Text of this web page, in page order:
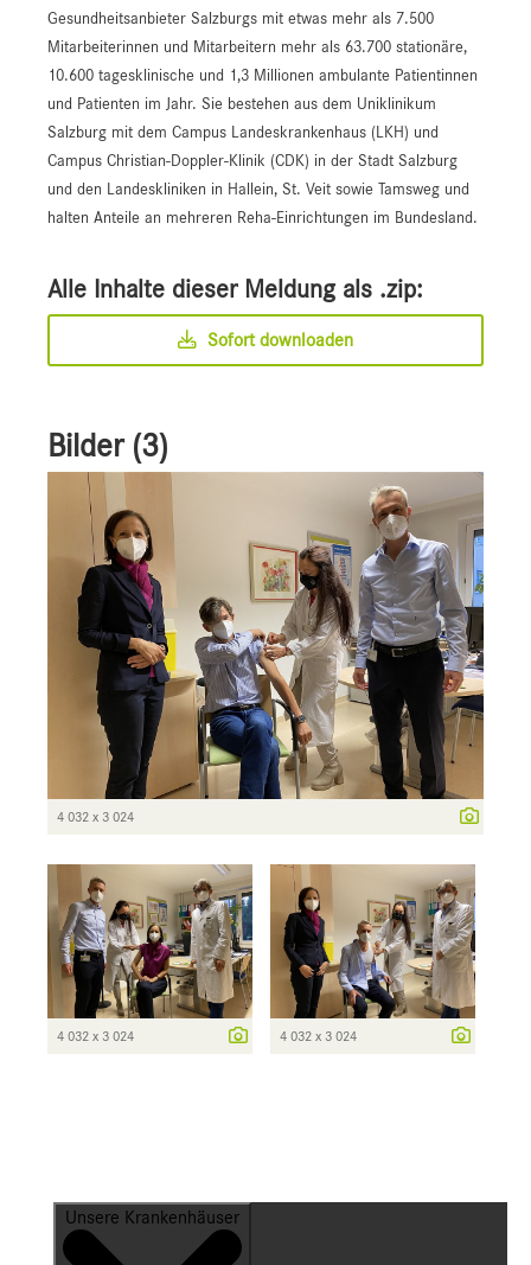
Gesundheitsanbieter Salzburgs mit etwas mehr als 7.500
Mitarbeiterinnen und Mitarbeitern mehr als 63.700 stationäre,
10.600 tagesklinische und 1,3 Millionen ambulante Patientinnen
und Patienten im Jahr. Sie bestehen aus dem Uniklinikum
Salzburg mit dem Campus Landeskrankenhaus (LKH) und
Campus Christian-Doppler-Klinik (CDK) in der Stadt Salzburg
und den Landeskliniken in Hallein, St. Veit sowie Tamsweg und
halten Anteile an mehreren Reha-Einrichtungen im Bundesland.
Alle Inhalte dieser Meldung als .zip:
Sofort downloaden
Bilder (3)
4 032 x 3 024
4 032 x 3 024 4 032 x 3 024
Unsere Krankenhäuser